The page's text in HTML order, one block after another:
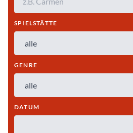
SPIELSTÄTTE
GENRE
DATUM